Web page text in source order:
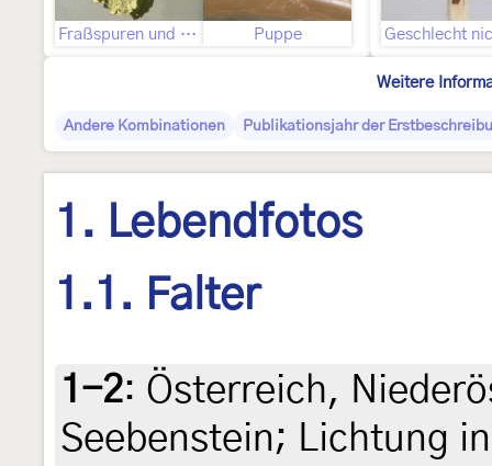
Fraßspuren und Befallsbild Puppe
Weitere
Andere Kombinationen Publikationsjahr der
1. Lebendfotos
1.1. Falter
1-2: Österreich,
Seebenstein; Lichtung